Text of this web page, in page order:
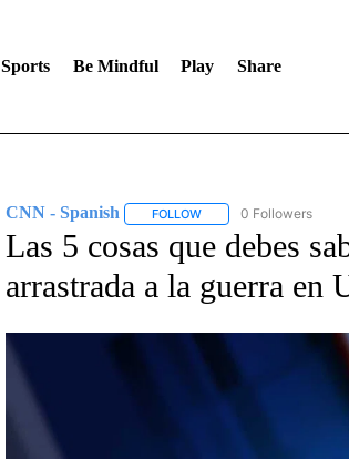
Sports Be Mindful Play Share
CNN - Spanish FOLLOWFOLLOW "CNN -
0 Followers
Las 5 cosas que debes
arrastrada a la guerra en